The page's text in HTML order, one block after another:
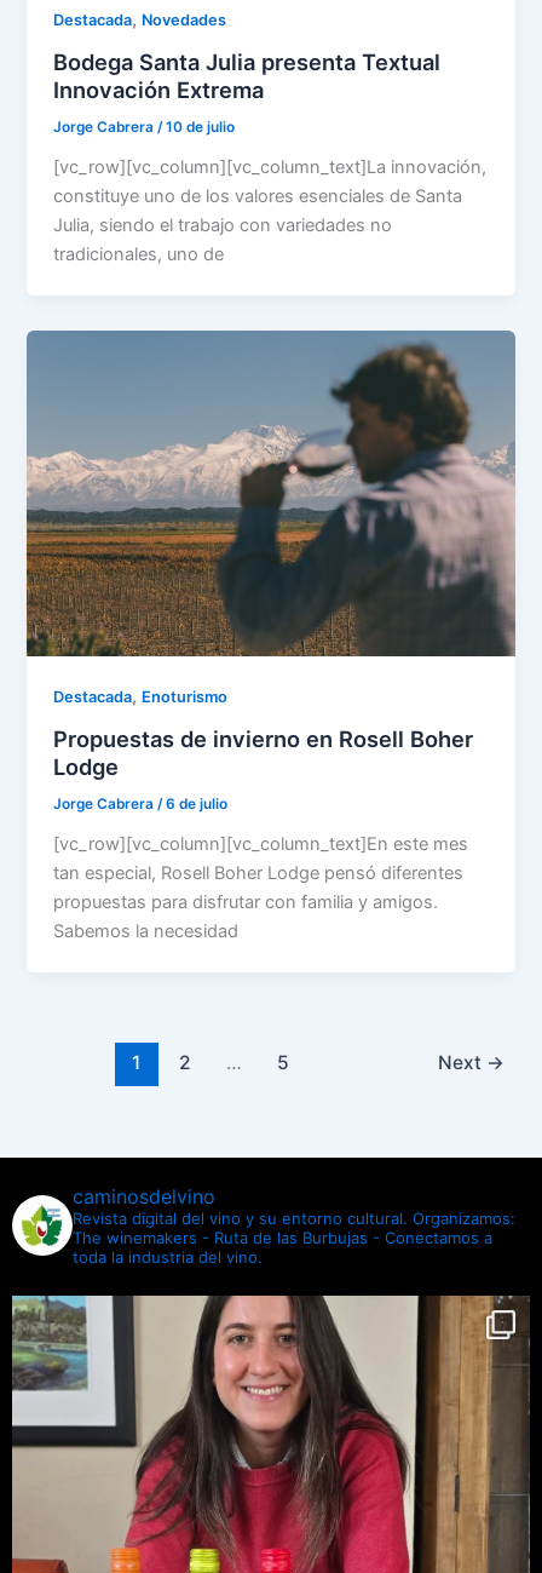
Destacada, Novedades
Bodega Santa Julia presenta Textual
Innovación Extrema
Jorge Cabrera/10 de julio
[vc_row][vc_column][vc_column_text]La innovación,
constituye uno de los valores esenciales de Santa
Julia, siendo el trabajo con variedades no
tradicionales, uno de
Destacada, Enoturismo
Propuestas de invierno en Rosell Boher
Lodge
Jorge Cabrera/6 de julio
[vc_row][vc_column][vc_column_text]En este mes
tan especial, Rosell Boher Lodge pensó diferentes
propuestas para disfrutar con familia y amigos.
Sabemos la necesidad
1 2 … 5 Next →
caminosdelvino
Revista digital del vino y su entorno cultural. Organizamos:
The winemakers - Ruta de las Burbujas - Conectamos a
toda la industria del vino.